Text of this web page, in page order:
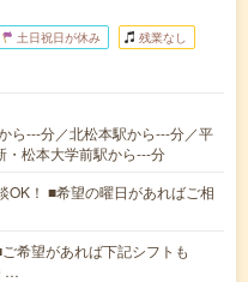
土日祝日が休み 残業なし
ら---分／北松本駅から---分／平
・松本大学前駅から---分
OK！ ■希望の曜日があればご相
希望があれば下記シフトも
…